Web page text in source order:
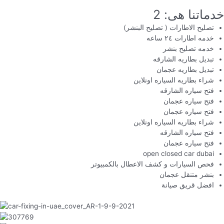
خدماتنا هى: 2
تصليح الاطارات ( تصليح البنشر)
خدمه اطارات ٢٤ ساعه
خدمه تصليح بنشر
تبديل بطاريه الشارقه
تبديل بطاريه عجمان
شراء بطاريه السياره اونلاين
فتح سياره الشارقه
فتح سياره عجمان
فتح سياره عجمان
شراء بطاريه السياره اونلاين
فتح سياره الشارقه
فتح سياره عجمان
open closed car dubai
فحص السيارات و كشف الاعطال بالكمبيوتر
بنشر متنقل عجمان
افضل قريق صيانة